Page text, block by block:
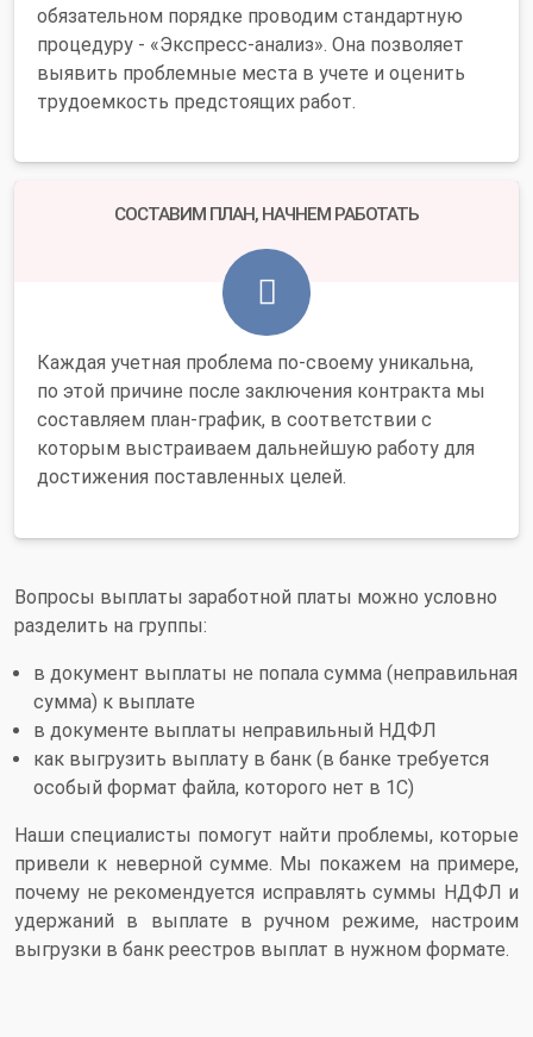
обязательном порядке проводим стандартную
процедуру - «Экспресс-анализ». Она позволяет
выявить проблемные места в учете и оценить
трудоемкость предстоящих работ.
СОСТАВИМ ПЛАН, НАЧНЕМ РАБОТАТЬ
Каждая учетная проблема по-своему уникальна,
по этой причине после заключения контракта мы
составляем план-график, в соответствии с
которым выстраиваем дальнейшую работу для
достижения поставленных целей.
Вопросы выплаты заработной платы можно условно
разделить на группы:
в документ выплаты не попала сумма (неправильная
сумма) к выплате
в документе выплаты неправильный НДФЛ
как выгрузить выплату в банк (в банке требуется
особый формат файла, которого нет в 1С)
Наши специалисты помогут найти проблемы, которые
привели к неверной сумме. Мы покажем на примере,
почему не рекомендуется исправлять суммы НДФЛ и
удержаний в выплате в ручном режиме, настроим
выгрузки в банк реестров выплат в нужном формате.